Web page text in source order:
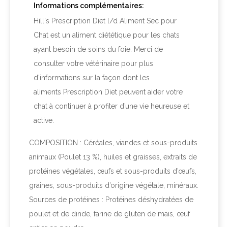
Informations complémentaires:
Hill's Prescription Diet l/d Aliment Sec pour
Chat est un aliment diététique pour les chats
ayant besoin de soins du foie. Merci de
consulter votre vétérinaire pour plus
d'informations sur la façon dont les
aliments Prescription Diet peuvent aider votre
chat à continuer à profiter d’une vie heureuse et
active.
COMPOSITION : Céréales, viandes et sous-produits
animaux (Poulet 13 %), huiles et graisses, extraits de
protéines végétales, œufs et sous-produits d’œufs,
graines, sous-produits d’origine végétale, minéraux.
Sources de protéines : Protéines déshydratées de
poulet et de dinde, farine de gluten de maïs, œuf